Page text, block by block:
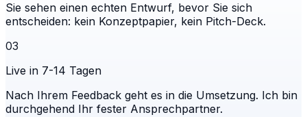
Sie sehen einen echten Entwurf, bevor Sie sich
entscheiden: kein Konzeptpapier, kein Pitch-Deck.
03
Live in 7-14 Tagen
Nach Ihrem Feedback geht es in die Umsetzung. Ich bin
durchgehend Ihr fester Ansprechpartner.